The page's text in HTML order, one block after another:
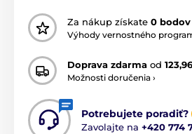
Za nákup získate 0 bodov
Výhody vernostného
Doprava zdarma od
Možnosti doručenia ›
Potrebujete poradiť?
Zavolajte na +420 774